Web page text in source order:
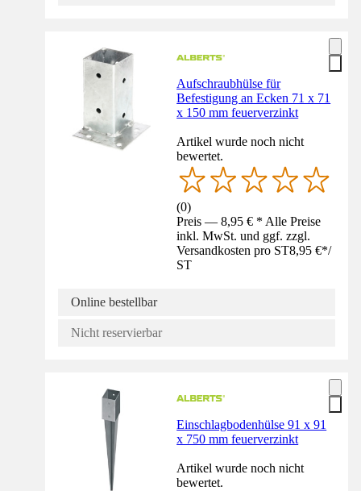
Aufschraubhülse für
Befestigung an Ecken 71 x 71
x 150 mm feuerverzinkt
Artikel wurde noch nicht
bewertet.
(0)
Preis — 8,95 € * Alle Preise
inkl. MwSt. und ggf. zzgl.
Versandkosten pro ST8,95 €*/
ST
Online bestellbar
Nicht reservierbar
Einschlagbodenhülse 91 x 91
x 750 mm feuerverzinkt
Artikel wurde noch nicht
bewertet.